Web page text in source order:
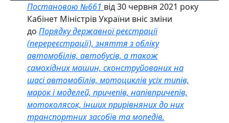
Постановою №661 від 30 червня 2021 року
Кабінет Міністрів України вніс зміни
до Порядку державної реєстрації
(перереєстрації), зняття з обліку
автомобілів, автобусів, а також
самохідних машин, сконструйованих на
шасі автомобілів, мотоциклів усіх типів,
марок і моделей, причепів, напівпричепів,
мотоколясок, інших прирівняних до них
транспортних засобів та мопедів.